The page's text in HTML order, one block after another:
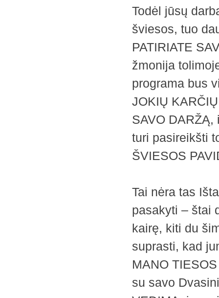
Todėl jūsų
šviesos, tuo
PATIRIATE
žmonija
programa bus
JOKIŲ
SAVO
turi pasireikšti
ŠVIESOS
Tai nėra tas
pasakyti – štai
kairę, kiti du
suprasti, kad
MANO
su savo